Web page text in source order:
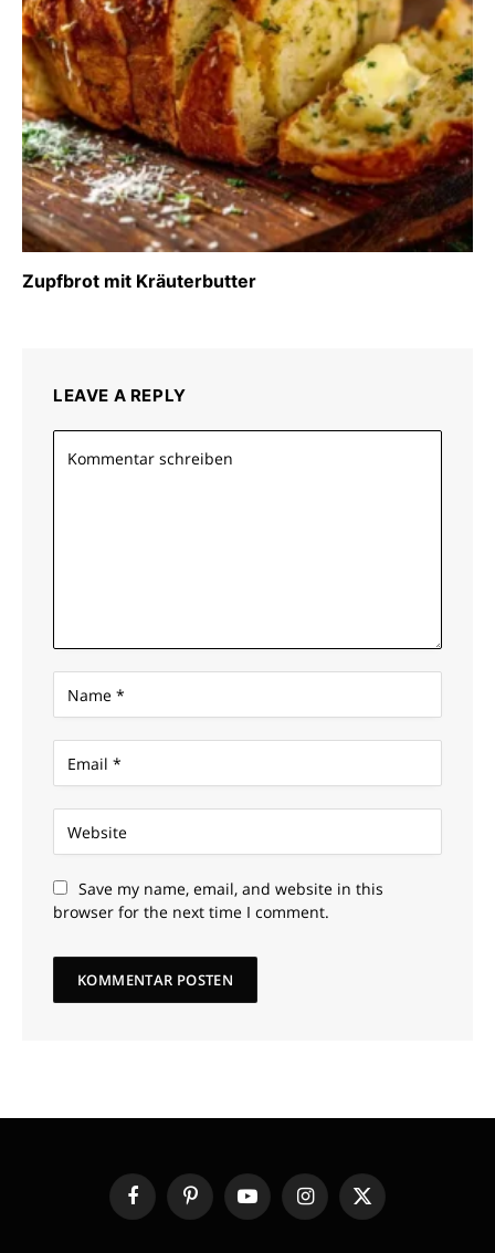
Zupfbrot mit Kräuterbutter
LEAVE A REPLY
Save my name, email, and website in this
browser for the next time I comment.
FacebookPinterestYouTubeInstagram
X
(Twitter)